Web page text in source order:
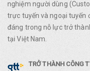
nghiệm người dùng
trực tuyến và ngoại tuyến
đáng trong nỗ lực trở
tại Việt Nam.
TRỞ THÀNH CÔNG